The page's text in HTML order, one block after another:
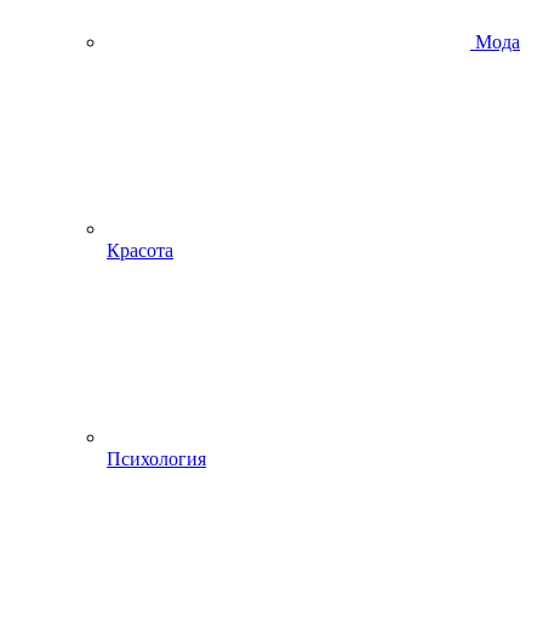
Мода
Красота
Психология